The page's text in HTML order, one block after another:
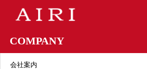
COMPANY
会社案内